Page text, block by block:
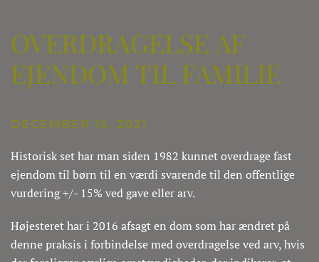
OVERDRAGELSE AF
EJENDOM TIL FAMILIE
DECEMBER 15, 2021
Historisk set har man siden 1982 kunnet overdrage fast
ejendom til børn til en værdi svarende til den offentlige
vurdering +/- 15% ved gave eller arv.
Højesteret har i 2016 afsagt en dom som har ændret på
denne praksis i forbindelse med overdragelse ved arv, hvis